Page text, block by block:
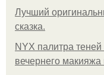
Лучший
сказка.
NYX палитра
вечернего макияжа